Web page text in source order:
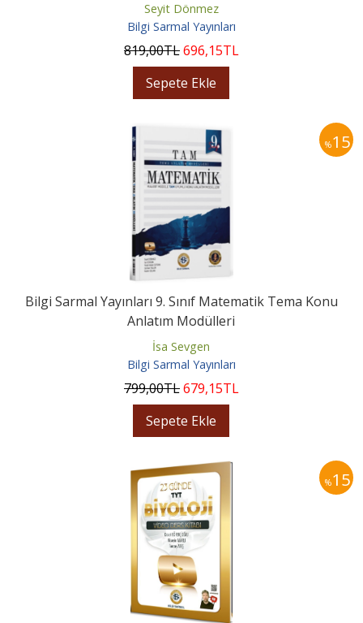
Seyit Dönmez
Bilgi Sarmal Yayınları
819,00TL696,15TL
Sepete Ekle
%15
Bilgi Sarmal Yayınları 9. Sınıf Matematik Tema Konu
Anlatım Modülleri
İsa Sevgen
Bilgi Sarmal Yayınları
799,00TL679,15TL
Sepete Ekle
%15